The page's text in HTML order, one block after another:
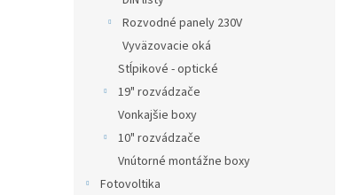
Rozvodné panely 230V
Vyväzovacie oká
Stĺpikové - optické
19" rozvádzače
Vonkajšie boxy
10" rozvádzače
Vnútorné montážne boxy
Fotovoltika